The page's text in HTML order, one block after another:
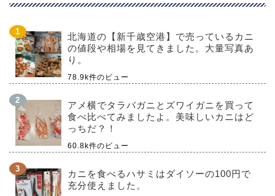
北海道の【新千歳空港】で売っているカニ
の値段や相場を見てきました。大量写真あ
り。
78.9k件のビュー
アメ横でタラバガニとズワイガニを買って
食べ比べてみましたよ。美味しいカニはど
っちだ？！
60.8k件のビュー
カニを食べるハサミはダイソーの100円で
充分使えました。